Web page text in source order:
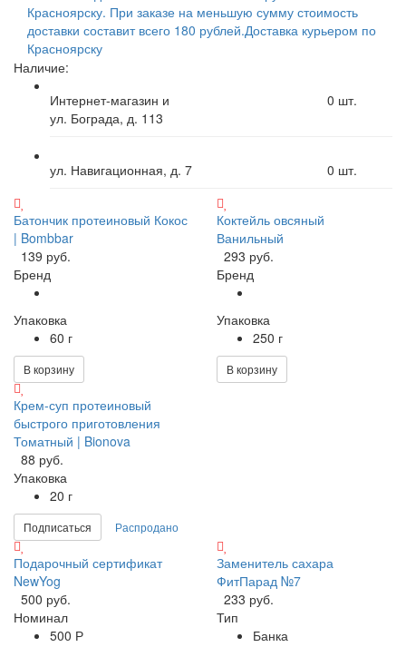
Красноярску. При заказе на меньшую сумму стоимость
доставки составит всего 180 рублей.Доставка курьером по
Красноярску
Наличие:
Интернет-магазин и
ул. Бограда, д. 113
0 шт.
ул. Навигационная, д. 7 0 шт.
Батончик протеиновый Кокос
| Bombbar
139 руб.
Бренд
Упаковка
60 г
В корзину
Коктейль овсяный
Ванильный
293 руб.
Бренд
Упаковка
250 г
В корзину
Крем-суп протеиновый
быстрого приготовления
Томатный | Bionova
88 руб.
Упаковка
20 г
Подписаться Распродано
Подарочный сертификат
NewYog
500 руб.
Номинал
500 Р
Заменитель сахара
ФитПарад №7
233 руб.
Тип
Банка